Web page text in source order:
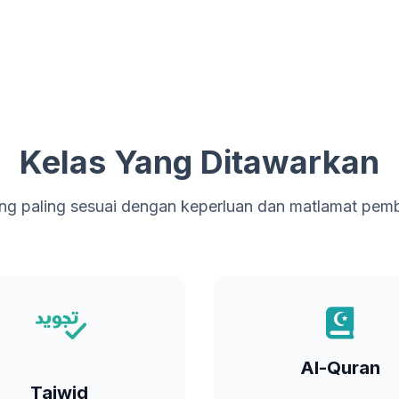
Kelas Yang Ditawarkan
paling sesuai dengan keperluan dan matlamat
Tajwid
Tajwid
Al-Quran
Al-Quran
Quran anda.